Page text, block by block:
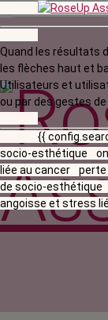
Quand les résultats
les flèches haut et
Utilisateurs et
ou par des gestes
{{
socio-esthétique
liée au cancer
perte
de socio-esthétique
angoisse et stress